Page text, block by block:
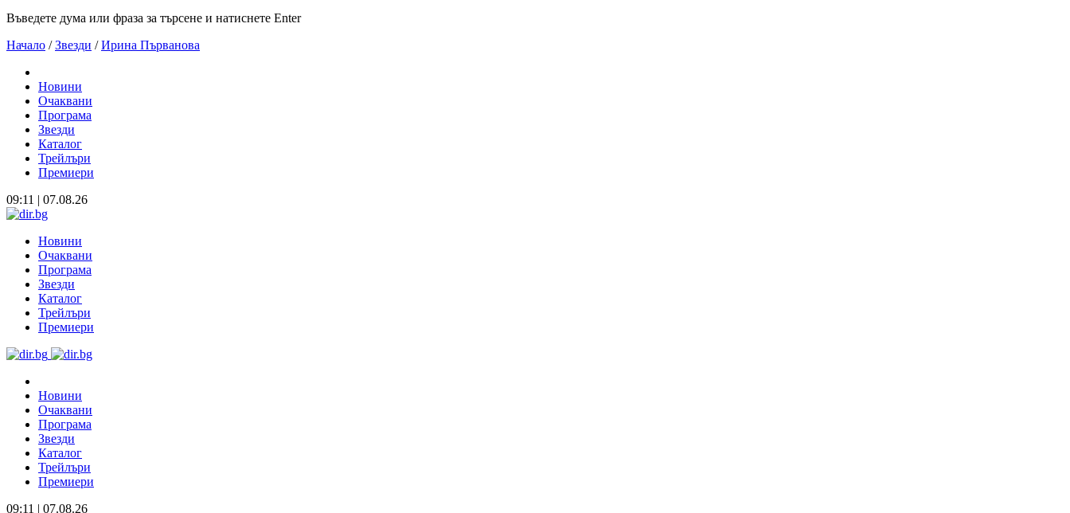
Въведете дума или фраза за търсене и натиснете Enter
Начало / Звезди / Ирина Първанова
Новини
Очаквани
Програма
Звезди
Каталог
Трейлъри
Премиери
09:11 | 07.08.26
Новини
Очаквани
Програма
Звезди
Каталог
Трейлъри
Премиери
Новини
Очаквани
Програма
Звезди
Каталог
Трейлъри
Премиери
09:11 | 07.08.26